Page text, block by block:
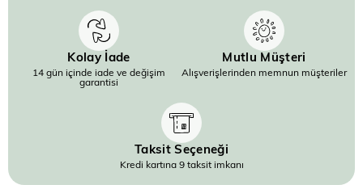
Kolay İade
14 gün içinde iade ve değişim
garantisi
Mutlu Müşteri
Alışverişlerinden memnun müşteriler
Taksit Seçeneği
Kredi kartına 9 taksit imkanı